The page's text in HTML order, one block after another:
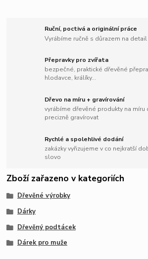
Ruční, poctivá a originální práce
Vyrábíme ručně s důrazem na
Přepravky pro zvířata
bezpečné, praktické dřevěné
hlodavce, králíky...
Dřevo na míru + gravírování
vyrábíme dřevěné produkty na míru
precizně gravírovat
Rychlé a spolehlivé dodání
zakázky vyřizujeme v co nejkratší
slovo
Zboží zařazeno v kategoriích
Dřevěné výrobky
Dárky
Dřevěný podtácek
Dárek pro muže